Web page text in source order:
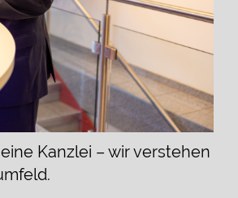
Kanzlei – wir verstehen